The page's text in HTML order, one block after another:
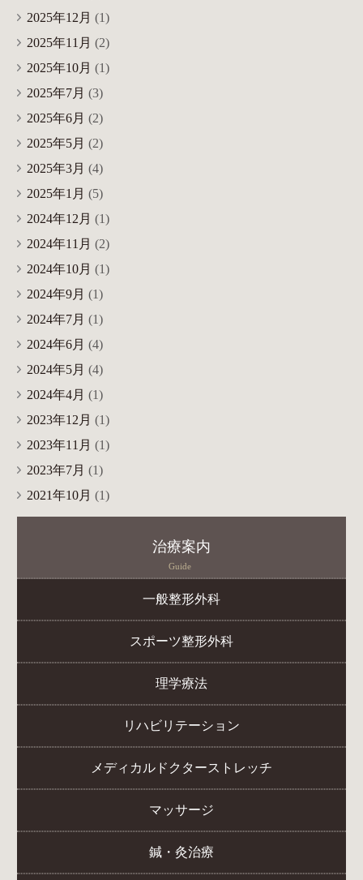
2025年12月 (1)
2025年11月 (2)
2025年10月 (1)
2025年7月 (3)
2025年6月 (2)
2025年5月 (2)
2025年3月 (4)
2025年1月 (5)
2024年12月 (1)
2024年11月 (2)
2024年10月 (1)
2024年9月 (1)
2024年7月 (1)
2024年6月 (4)
2024年5月 (4)
2024年4月 (1)
2023年12月 (1)
2023年11月 (1)
2023年7月 (1)
2021年10月 (1)
治療案内
Guide
一般整形外科
スポーツ整形外科
理学療法
リハビリテーション
メディカルドクターストレッチ
マッサージ
鍼・灸治療